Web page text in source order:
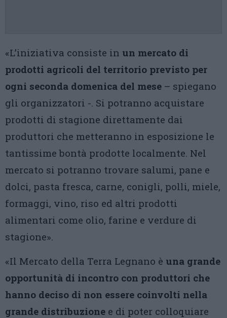
«L’iniziativa consiste in un mercato di
prodotti agricoli del territorio previsto per
ogni seconda domenica del mese – spiegano
gli organizzatori -. Si potranno acquistare
prodotti di stagione direttamente dai
produttori che metteranno in esposizione le
tantissime bontà prodotte localmente. Nel
mercato si potranno trovare salumi, pane e
dolci, pasta fresca, carne, conigli, polli, miele,
formaggi, vino, riso ed altri prodotti
alimentari come olio, farine e verdure di
stagione».
«Il Mercato della Terra Legnano è una grande
opportunità di incontro con produttori che
hanno deciso di non essere coinvolti nella
grande distribuzione e di poter colloquiare